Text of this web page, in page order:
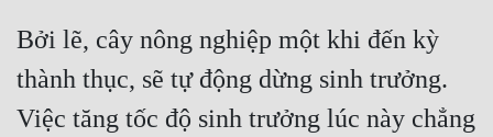
Bởi lẽ, cây nông nghiệp một khi đến kỳ
thành thục, sẽ tự động dừng sinh trưởng.
Việc tăng tốc độ sinh trưởng lúc này chẳng